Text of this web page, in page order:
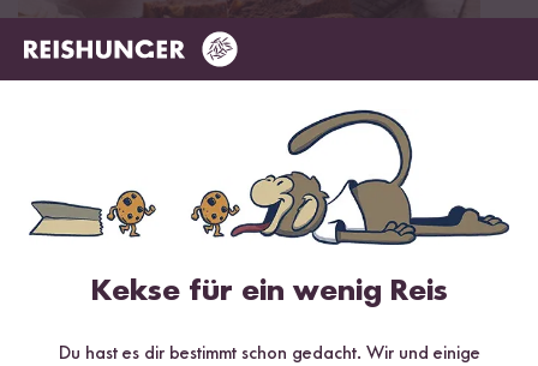
Warmer Kaki Schokokuchen
Kekse für ein wenig Reis
Du hast es dir bestimmt schon gedacht. Wir und einige